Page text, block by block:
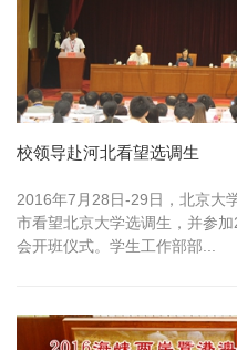
校领导赴河北看望选调生
2016年7月28日-29日，北京大
市看望北京大学选调生，并参
会开班仪式。学生工作部部...